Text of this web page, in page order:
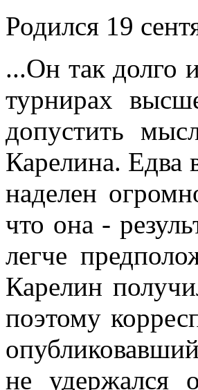
Родился 19
...Он так долго
турнирах
допустить
Карелина. Едва
наделен
что она -
легче
Карелин
поэтому
не удержался